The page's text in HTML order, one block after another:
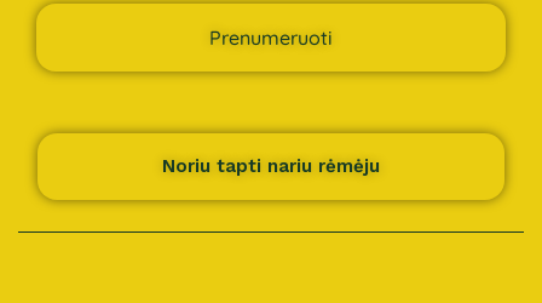
Prenumeruoti
Noriu tapti nariu rėmėju